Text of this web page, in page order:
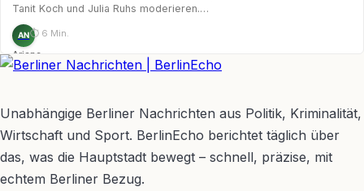
Tanit Koch und Julia Ruhs moderieren.…
AN
Ariane
Nagel
⏱ 6 Min.
Unabhängige Berliner Nachrichten aus Politik, Kriminalität,
Wirtschaft und Sport. BerlinEcho berichtet täglich über
das, was die Hauptstadt bewegt – schnell, präzise, mit
echtem Berliner Bezug.